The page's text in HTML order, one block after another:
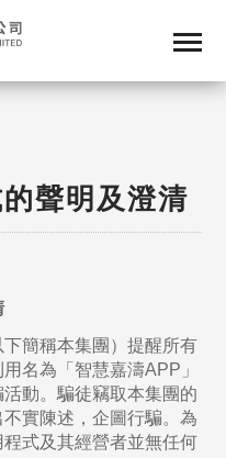
聲明及澄清
簡稱本集團）提醒所有
名為「智慧嘉濤APP」
動。騙徒竊取本集團的
實陳述，企圖行騙。為
式及其經營者並無任何